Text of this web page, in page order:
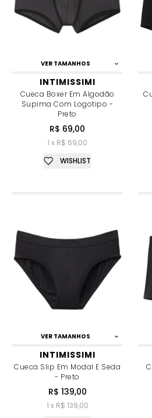
VER TAMANHOS
INTIMISSIMI
Cueca Boxer Em Algodão
Supima Com Logotipo -
Preto
R$ 69,00
1 x R$ 69,00
WISHLIST
VER TAMANHOS
INTIMISSIMI
Cueca Slip Em Modal E Seda
- Preto
R$ 139,00
1 x R$ 139,00